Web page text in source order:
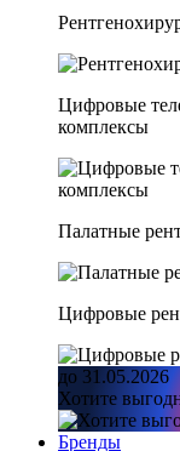
Цифровые
комплексы
Палатные
Цифровые
до 31.05.2026
Хотите
Бренды